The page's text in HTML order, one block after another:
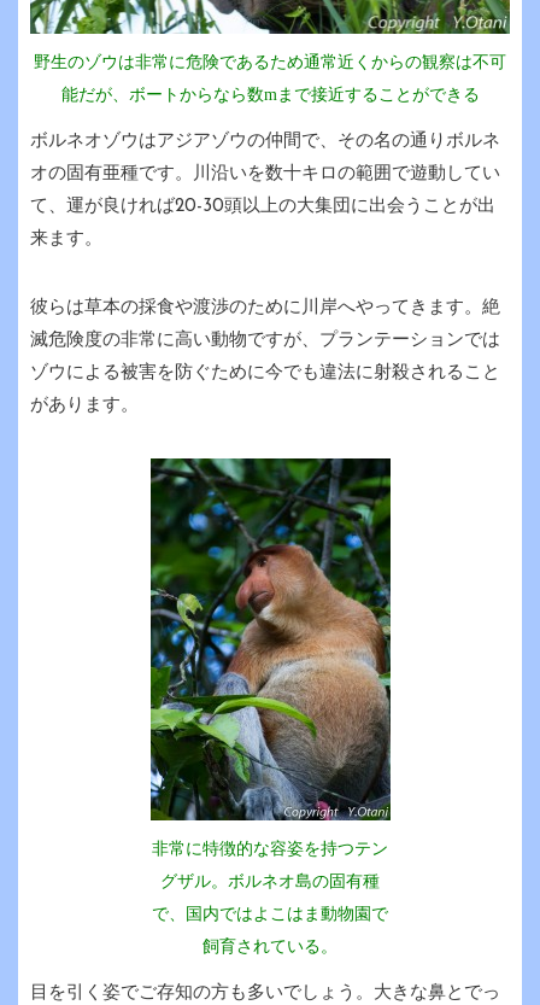
野生のゾウは非常に危険であるため通常近くからの観察は不可
能だが、ボートからなら数mまで接近することができる
ボルネオゾウはアジアゾウの仲間で、その名の通りボルネ
オの固有亜種です。川沿いを数十キロの範囲で遊動してい
て、運が良ければ20-30頭以上の大集団に出会うことが出
来ます。
彼らは草本の採食や渡渉のために川岸へやってきます。絶
滅危険度の非常に高い動物ですが、プランテーションでは
ゾウによる被害を防ぐために今でも違法に射殺されること
があります。
非常に特徴的な容姿を持つテン
グザル。ボルネオ島の固有種
で、国内ではよこはま動物園で
飼育されている。
目を引く姿でご存知の方も多いでしょう。大きな鼻とでっ